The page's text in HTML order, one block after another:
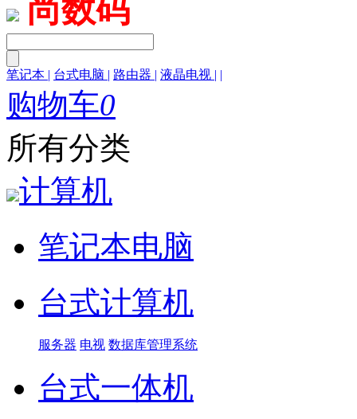
尚数码
笔记本 | 台式电脑 | 路由器 | 液晶电视 | |
购物车0
所有分类
计算机
笔记本电脑
台式计算机
服务器 电视 数据库管理系统
台式一体机